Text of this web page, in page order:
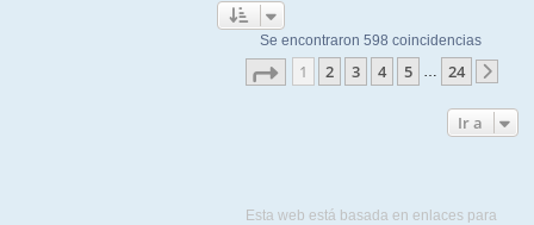
Se encontraron 598 coincidencias
Página de 24
1 2 3 4 5 … 24
Ir a
Esta web está basada en enlaces para